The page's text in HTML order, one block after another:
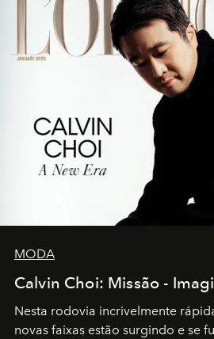
MODA
Calvin Choi: Missão -
Nesta rodovia incrivelmente
novas faixas estão surgindo e se